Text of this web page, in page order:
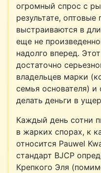
огромный спрос с
результате, оптовые
выстраиваются в
еще не
надолго вперед.
достаточно
владельцев марки
семья основателя) и
делать деньги в
Каждый день сотни
в жарких спорах, к
относится Pauwel
стандарт BJCP
Крепкого Эля